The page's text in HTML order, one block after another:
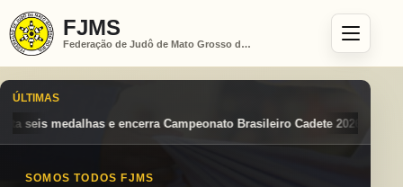
FJMS
Federação de Judô de Mato Grosso do Sul
ÚLTIMAS
Brasileiro Cadete 2026 entre os destaques nacionais
SOMOS TODOS FJMS